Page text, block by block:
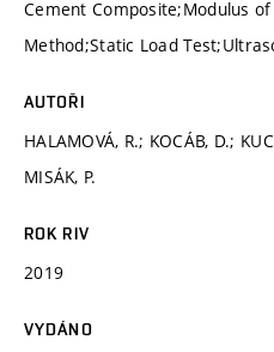
Cement Composite;Modulus
Method;Static Load
AUTOŘI
HALAMOVÁ, R.; KOCÁB, D.;
MISÁK, P.
ROK RIV
2019
VYDÁNO